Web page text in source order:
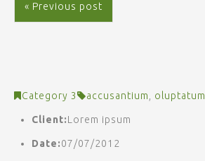
« Previous post
Category 3 accusantium oluptatum
Client:Lorem ipsum
Date:07/07/2012